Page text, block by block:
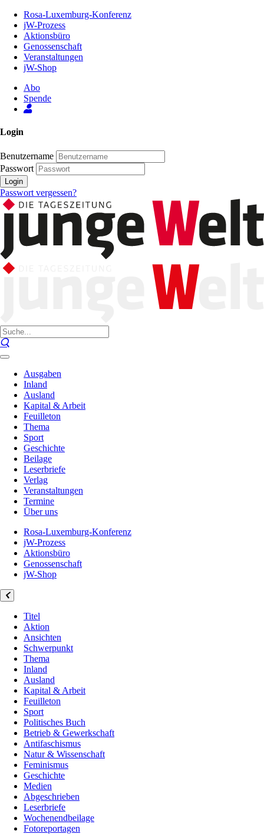
Inhalt
Seite
Rosa-Luxemburg-Konferenz
jW-Prozess
Aktionsbüro
Genossenschaft
Veranstaltungen
jW-Shop
Abo
Spende
Login
Benutzername
Passwort
Login
Passwort vergessen?
Ausgaben
Inland
Ausland
Kapital & Arbeit
Feuilleton
Thema
Sport
Geschichte
Beilage
Leserbriefe
Verlag
Veranstaltungen
Termine
Über uns
Rosa-Luxemburg-Konferenz
jW-Prozess
Aktionsbüro
Genossenschaft
jW-Shop
Titel
Aktion
Ansichten
Schwerpunkt
Thema
Inland
Ausland
Kapital & Arbeit
Feuilleton
Sport
Politisches Buch
Betrieb & Gewerkschaft
Antifaschismus
Natur & Wissenschaft
Feminismus
Geschichte
Medien
Abgeschrieben
Leserbriefe
Wochenendbeilage
Fotoreportagen